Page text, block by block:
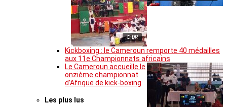
© DR
Kickboxing : le Cameroun remporte 40 médailles
aux 11e Championnats africains
Le Cameroun accueille le
onzième championnat
d’Afrique de kick-boxing
Les plus lus